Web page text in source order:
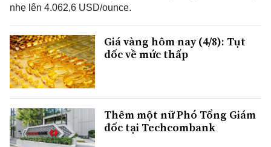
nhẹ lên 4.062,6 USD/ounce.
Giá vàng hôm nay (4/8): Tụt
dốc về mức thấp
Thêm một nữ Phó Tổng Giám
đốc tại Techcombank